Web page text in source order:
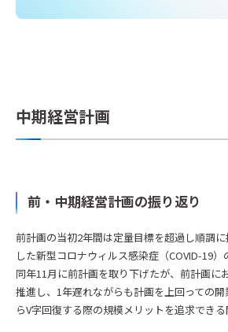
中期経営計画
前・中期経営計画の振り返り
前計画の当初2年間は定量目標を超過し順調
した新型コロナウィルス感染症（COVID-19）
同年11月に前計画を取り下げたが、前計画に
推進し、1年遅れながらも計画を上回っての
らV字回復する際の規模メリットを追求でき